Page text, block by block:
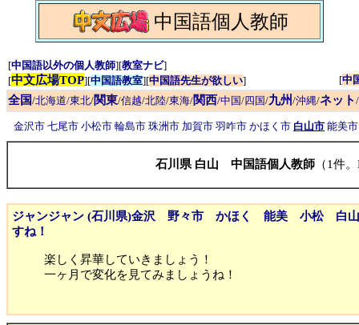
中国語個人教師
[中国語以外の個人教師][教室ナビ]
[中文広場TOP][中国語教室][中国語先生が欲しい] [中
全国/北海道/東北/関東/信越/北陸/東海/関西/中国/四国/九州/沖縄/ネット
金沢市 七尾市 小松市 輪島市 珠洲市 加賀市 羽咋市 かほく市 白山市 能美市
石川県 白山 中国語個人教師 （1件
ジャンジャン (石川県)金沢 野々市 かほく 能美 小松 白
すね！
楽しく昇華していきましょう！
一ヶ月で変化を見てみましょうね！